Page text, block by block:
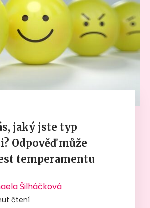
jaký jste typ
Odpověď může
temperamentu
Šilháčková
čtení